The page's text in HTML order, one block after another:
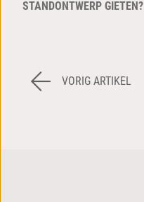
STANDONTWERP GIETEN?
VORIG ARTIKEL